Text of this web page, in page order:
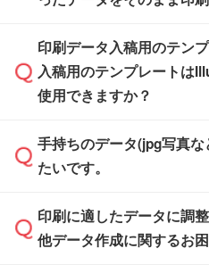
※土日祝日を除く営業日
※沖縄・離島は追加日数
ザインソフトがなくても
また、「データ作成サー
せいただければ、弊社に
タを1点作成いたします。
IllustratorやPhotoshop、
ザインソフトでこだわり
い方は、完全データ入稿
積・ご注文フォームにア
ください。
ご入稿後は経験豊富なス
がないかチェックし、お
刷に進みますので、ご安
印刷データ入稿用のテン
入稿用のテンプレートは
使用できますか？
一部商品は入稿用テンプ
ます。各商品ページの『
入稿用のテンプレートは
IllustratorやPhotoshopで
手持ちのデータ(jpg写真
たいです。
印刷に適したデータ・解
タッフが事前に確認いた
印刷に適したデータに調
他データ作成に関するお